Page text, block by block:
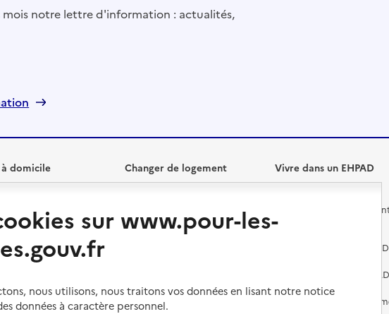
mois notre lettre d'information : actualités,
domicile
d'aide à domicile
d'accueil temporaire
Changer de logement
Vivre dans une résidence avec
Vivre en accueil familial
Vivre dans un EHPAD
Les différents
médicalisés
Préparer l'entrée en EHPAD
Aides financières en EHPAD
Prévention,
sur www.pour-les-
nous utilisons, nous traitons vos données en lisant notre notice
données à caractère personnel.